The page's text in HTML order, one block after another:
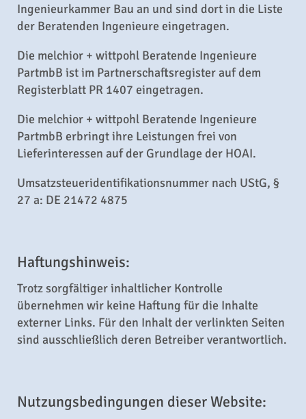
Ingenieurkammer Bau an und sind dort in die Liste
der Beratenden Ingenieure eingetragen.
Die melchior + wittpohl Beratende Ingenieure
PartmbB ist im Partnerschaftsregister auf dem
Registerblatt PR 1407 eingetragen.
Die melchior + wittpohl Beratende Ingenieure
PartmbB erbringt ihre Leistungen frei von
Lieferinteressen auf der Grundlage der HOAI.
Umsatzsteueridentifikationsnummer nach UStG, §
27 a: DE 21472 4875
Haftungshinweis:
Trotz sorgfältiger inhaltlicher Kontrolle
übernehmen wir keine Haftung für die Inhalte
externer Links. Für den Inhalt der verlinkten Seiten
sind ausschließlich deren Betreiber verantwortlich.
Nutzungsbedingungen dieser Website: